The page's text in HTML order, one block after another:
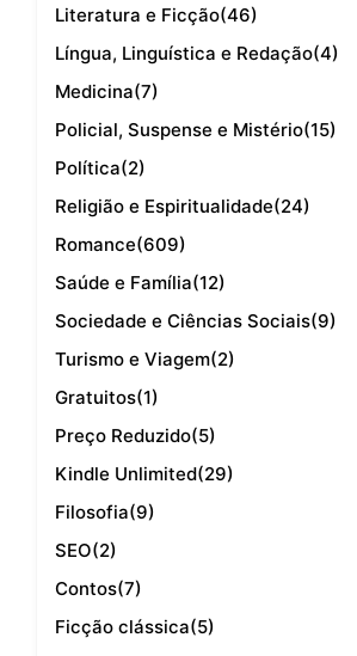
Literatura e Ficção(46)
Língua, Linguística e Redação(4)
Medicina(7)
Policial, Suspense e Mistério(15)
Política(2)
Religião e Espiritualidade(24)
Romance(609)
Saúde e Família(12)
Sociedade e Ciências Sociais(9)
Turismo e Viagem(2)
Gratuitos(1)
Preço Reduzido(5)
Kindle Unlimited(29)
Filosofia(9)
SEO(2)
Contos(7)
Ficção clássica(5)